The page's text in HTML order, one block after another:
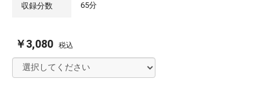
収録分数 65分
￥3,080 税込